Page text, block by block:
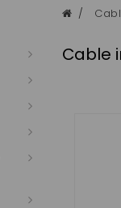
Cable